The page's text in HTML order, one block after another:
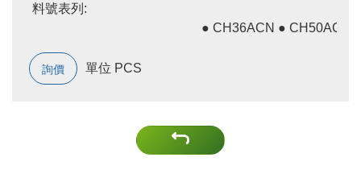
料號表列:
● CH36ACN ● CH50ACN
詢價 單位 PCS